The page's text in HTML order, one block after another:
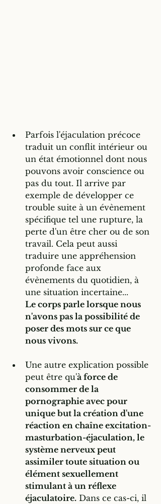
Parfois l'éjaculation précoce
traduit un conflit intérieur ou
un état émotionnel dont nous
pouvons avoir conscience ou
pas du tout. Il arrive par
exemple de développer ce
trouble suite à un évènement
spécifique tel une rupture, la
perte d'un être cher ou de son
travail. Cela peut aussi
traduire une appréhension
profonde face aux
évènements du quotidien, à
une situation incertaine...
Le corps parle lorsque nous
n'avons pas la possibilité de
poser des mots sur ce que
nous vivons.
Une autre explication possible
peut être qu'à force de
consommer de la
pornographie avec pour
unique but la création d'une
réaction en chaîne excitation-
masturbation-éjaculation, le
système nerveux peut
assimiler toute situation ou
élément sexuellement
stimulant à un réflexe
éjaculatoire. Dans ce cas-ci, il